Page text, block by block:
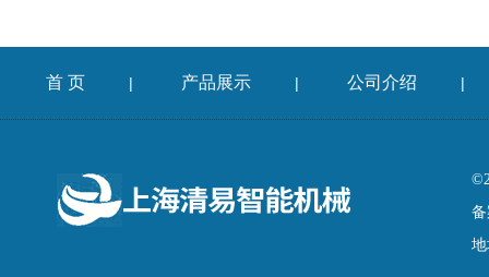
首 页 | 产品展示 | 公司介绍 |
备